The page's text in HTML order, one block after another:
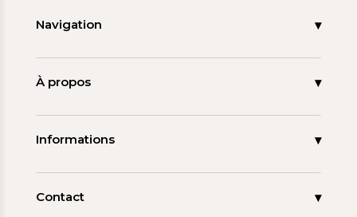
Navigation
Accueil
À propos
La tagua
Informations
Mon compte
Contact